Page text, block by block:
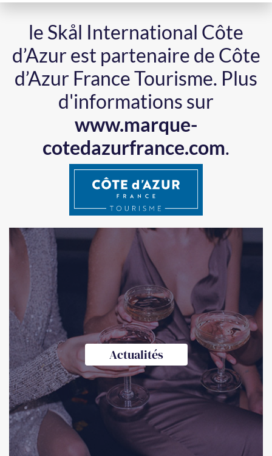
le Skål International Côte
d’Azur est partenaire de Côte
d’Azur France Tourisme. Plus
d'informations sur
www.marque-
cotedazurfrance.com.
Actualités